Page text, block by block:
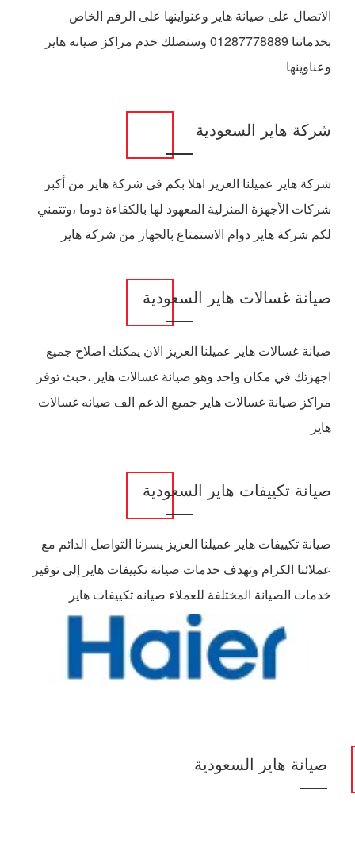
الاتصال على صيانة هاير وعنواينها على الرقم الخاص
بخدماتنا 01287778889 وستصلك خدم مراكز صيانه هاير
وعناوينها
شركة هاير السعودية
شركة هاير عميلنا العزيز اهلا بكم في شركة هاير من أكبر
شركات الأجهزة المنزلية المعهود لها بالكفاءة دوما ،وتتمني
لكم شركة هاير دوام الاستمتاع بالجهاز من شركة هاير
صيانة غسالات هاير السعودية
صيانة غسالات هاير عميلنا العزيز الان يمكنك اصلاح جميع
اجهزتك في مكان واحد وهو صيانة غسالات هاير ،حبث توفر
مراكز صيانة غسالات هاير جميع الدعم الف صيانه غسالات
هاير
صيانة تكييفات هاير السعودية
صيانة تكييفات هاير عميلنا العزيز يسرنا التواصل الدائم مع
عملائنا الكرام وتهدف خدمات صيانة تكييفات هاير إلى توفير
خدمات الصيانة المختلفة للعملاء صيانه تكييفات هاير
صيانة هاير السعودية